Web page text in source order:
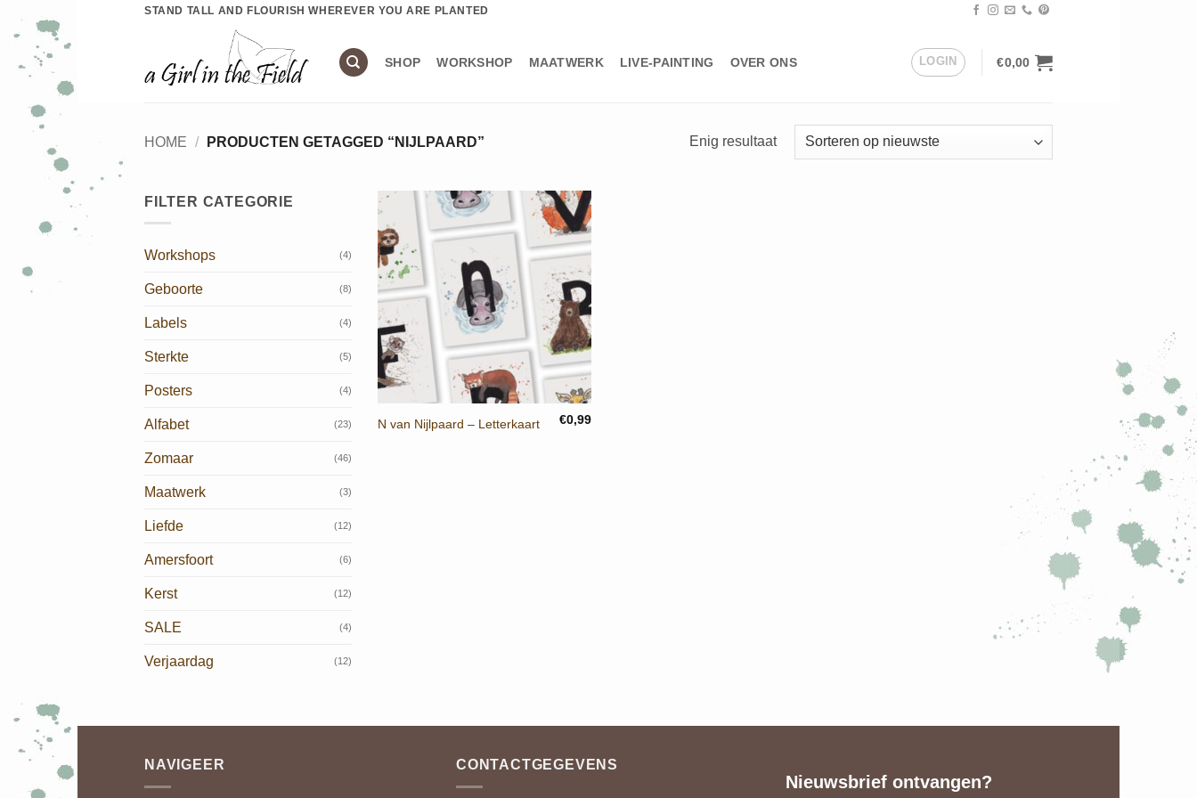
STAND TALL AND FLOURISH WHEREVER YOU ARE PLANTED
SHOP WORKSHOP MAATWERK LIVE-PAINTING OVER ONS LOGIN €0,00
HOME / PRODUCTEN GETAGGED “NIJLPAARD” Enig resultaat
FILTER CATEGORIE
Workshops (4)
Geboorte (8)
Labels (4)
Sterkte (5)
Posters (4)
Alfabet (23)
Zomaar (46)
Maatwerk (3)
Liefde (12)
Amersfoort (6)
Kerst (12)
SALE (4)
Verjaardag (12)
+
N van Nijlpaard – Letterkaart €0,99
NAVIGEER CONTACTGEGEVENS
Nieuwsbrief ontvangen?